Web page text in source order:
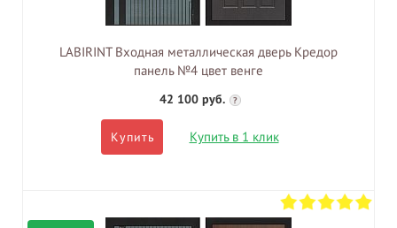
LABIRINT Входная металлическая дверь Кредор
панель №4 цвет венге
42 100 руб. ?
Купить Купить в 1 клик